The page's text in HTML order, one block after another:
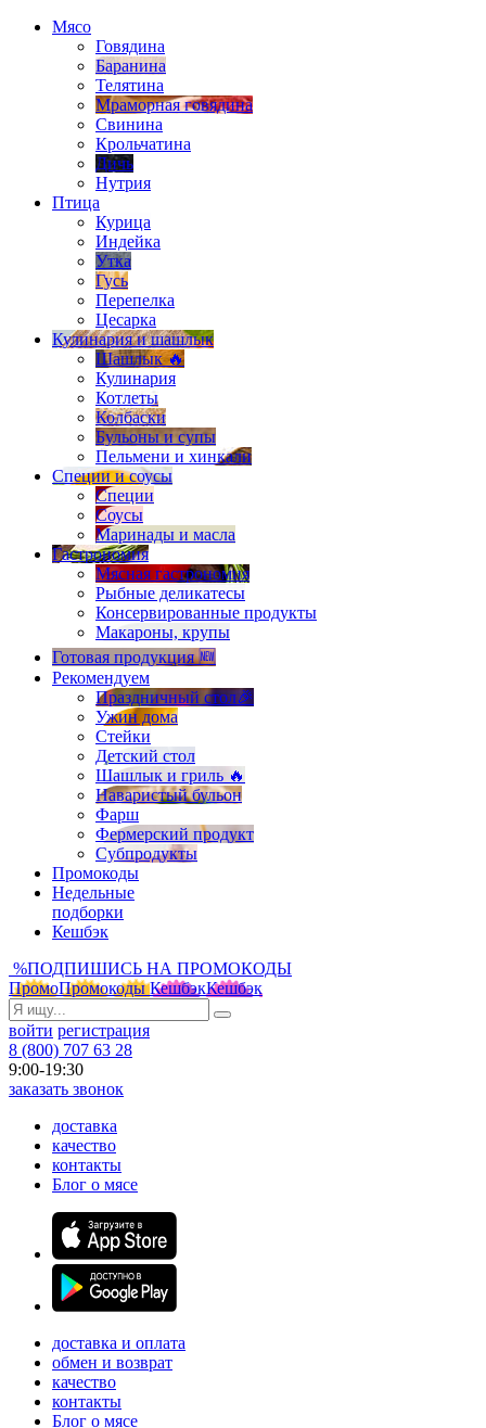
Мясо
Говядина
Баранина
Телятина
Мраморная говядина
Свинина
Крольчатина
Дичь
Нутрия
Птица
Курица
Индейка
Утка
Гусь
Перепелка
Цесарка
Кулинария и шашлык
Шашлык 🔥
Кулинария
Котлеты
Колбаски
Бульоны и супы
Пельмени и хинкали
Специи и соусы
Специи
Соусы
Маринады и масла
Гастрономия
Мясная гастрономия
Рыбные деликатесы
Консервированные продукты
Макароны, крупы
Готовая продукция 🆕
Рекомендуем
Праздничный стол🎉
Ужин дома
Стейки
Детский стол
Шашлык и гриль 🔥
Наваристый бульон
Фарш
Фермерский продукт
Субпродукты
Промокоды
Недельные
подборки
Кешбэк
%ПОДПИШИСЬ НА ПРОМОКОДЫ
ПромоПромокоды КешбэкКешбэк
войти регистрация
8 (800) 707 63 28
9:00-19:30
заказать звонок
доставка
качество
контакты
Блог о мясе
доставка и оплата
обмен и возврат
качество
контакты
Блог о мясе